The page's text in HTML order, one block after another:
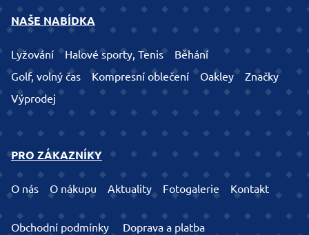
NAŠE NABÍDKA
Lyžování Halové sporty, Tenis
Běhání
Golf, volný čas
Kompresní oblečení Oakley
Značky
Výprodej
PRO ZÁKAZNÍKY
O nás O nákupu Aktuality Fotogalerie Kontakt
Obchodní podmínky
Doprava a platba